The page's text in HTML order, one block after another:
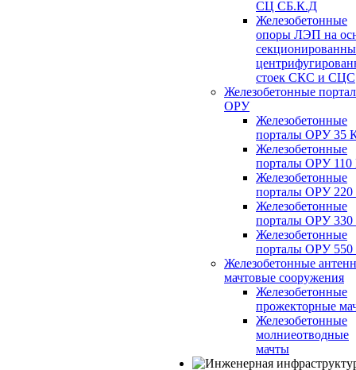
СЦ СБ.К.Д
Железобетонные
опоры ЛЭП на
стоек СКС и СЦС
Железобетонные
ОРУ
Железобетонные
порталы ОРУ 35
Железобетонные
порталы ОРУ
Железобетонные
порталы ОРУ
Железобетонные
порталы ОРУ
Железобетонные
порталы ОРУ
Железобетонные
мачтовые сооружения
Железобетонные
прожекторные
Железобетонные
молниеотводные
мачты